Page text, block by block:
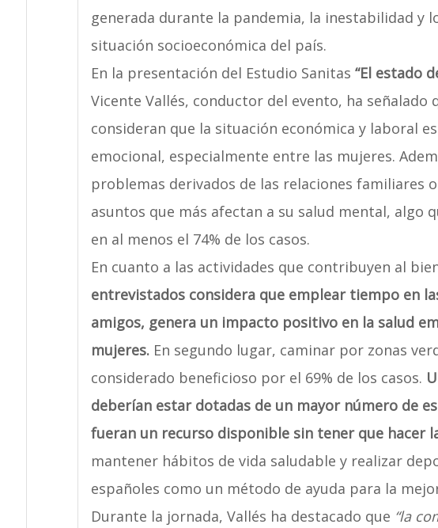
generada durante la pandemia, la inestabilidad y
situación socioeconómica del país.
En la presentación del Estudio Sanitas “El estado
Vicente Vallés, conductor del evento, ha señalado
consideran que la situación económica y laboral
emocional, especialmente entre las mujeres.
problemas derivados de las relaciones familiares
asuntos que más afectan a su salud mental, algo
en al menos el 74% de los casos.
En cuanto a las actividades que contribuyen al
entrevistados considera que emplear tiempo en
amigos, genera un impacto positivo en la salud
mujeres.En segundo lugar, caminar por zonas
considerado beneficioso por el 69% de los casos.
deberían estar dotadas de un mayor número de
fueran un recurso disponible sin tener que hacer
mantener hábitos de vida saludable y realizar
españoles como un método de ayuda para la
Durante la jornada, Vallés ha destacado que “la